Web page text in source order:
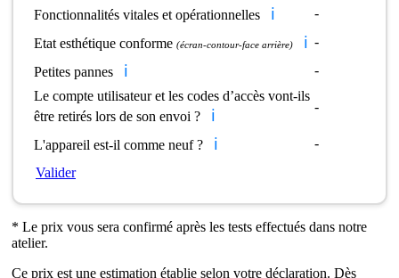
Fonctionnalités vitales et opérationnelles
ℹ️
-
Etat esthétique conforme (écran-contour-face arrière) ℹ️ -
Petites pannes
ℹ️
-
Le compte utilisateur et les codes d’accès vont-ils
être retirés lors de son envoi ?
ℹ️
-
L'appareil est-il comme neuf ? ℹ️
-
Valider
* Le prix vous sera confirmé après les tests effectués dans notre
atelier.
Ce prix est une estimation établie selon votre déclaration. Dès